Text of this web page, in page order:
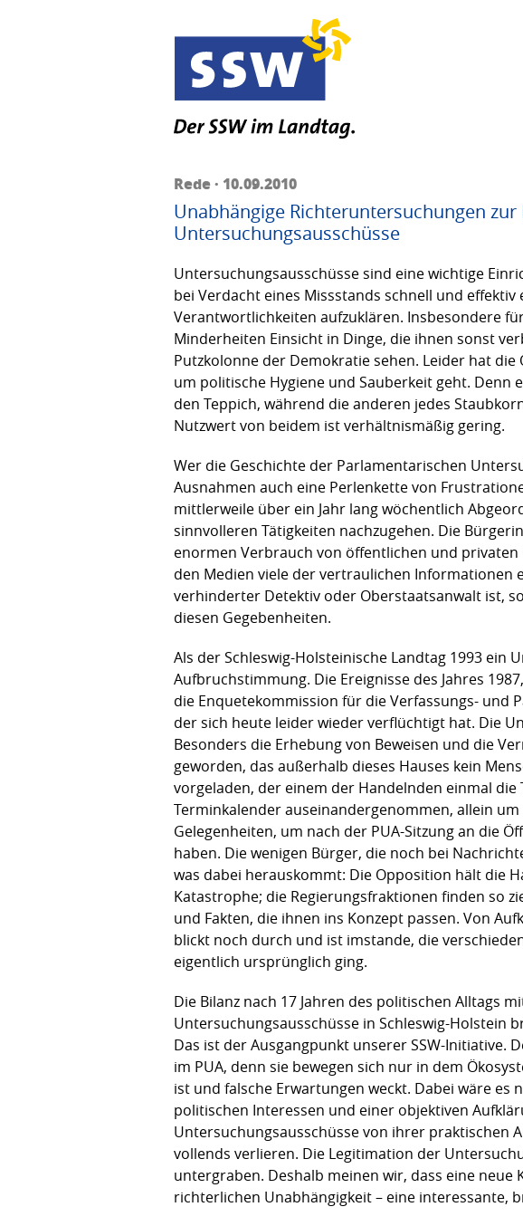
Rede · 10.09.2010
Unabhängige Richteruntersuchungen
Untersuchungsausschüsse
Untersuchungsausschüsse sind eine wichtige
bei Verdacht eines Missstands schnell und
Verantwortlichkeiten aufzuklären. Insbesondere
Minderheiten Einsicht in Dinge, die ihnen sonst
Putzkolonne der Demokratie sehen. Leider hat
um politische Hygiene und Sauberkeit geht. Denn
den Teppich, während die anderen jedes
Nutzwert von beidem ist verhältnismäßig gering.
Wer die Geschichte der Parlamentarischen
Ausnahmen auch eine Perlenkette von
mittlerweile über ein Jahr lang wöchentlich
sinnvolleren Tätigkeiten nachzugehen. Die
enormen Verbrauch von öffentlichen und
den Medien viele der vertraulichen Informationen
verhinderter Detektiv oder Oberstaatsanwalt ist,
diesen Gegebenheiten.
Als der Schleswig-Holsteinische Landtag 1993 ein
Aufbruchstimmung. Die Ereignisse des Jahres
die Enquetekommission für die Verfassungs-
der sich heute leider wieder verflüchtigt hat. Die
Besonders die Erhebung von Beweisen und die
geworden, das außerhalb dieses Hauses kein
vorgeladen, der einem der Handelnden einmal
Terminkalender auseinandergenommen, allein
Gelegenheiten, um nach der PUA-Sitzung an die
haben. Die wenigen Bürger, die noch bei
was dabei herauskommt: Die Opposition hält die
Katastrophe; die Regierungsfraktionen finden so
und Fakten, die ihnen ins Konzept passen. Von
blickt noch durch und ist imstande, die
eigentlich ursprünglich ging.
Die Bilanz nach 17 Jahren des politischen Alltags
Untersuchungsausschüsse in Schleswig-Holstein
Das ist der Ausgangpunkt unserer SSW-Initiative.
im PUA, denn sie bewegen sich nur in dem
ist und falsche Erwartungen weckt. Dabei wäre es
politischen Interessen und einer objektiven
Untersuchungsausschüsse von ihrer praktischen
vollends verlieren. Die Legitimation der
untergraben. Deshalb meinen wir, dass eine
richterlichen Unabhängigkeit – eine interessante,